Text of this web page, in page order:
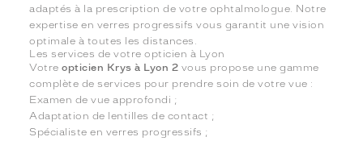
adaptés à la prescription de votre ophtalmologue. Notre
expertise en verres progressifs vous garantit une vision
optimale à toutes les distances.
Les services de votre opticien à Lyon
Votreopticien Krys à Lyon 2 vous propose une gamme
complète de services pour prendre soin de votre vue :
Examen de vue approfondi ;
Adaptation de lentilles de contact ;
Spécialiste en verres progressifs ;